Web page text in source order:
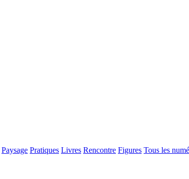
Paysage Pratiques Livres Rencontre Figures Tous les